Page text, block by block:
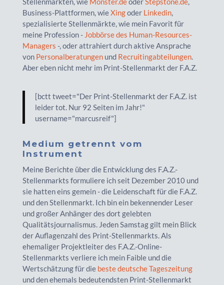
Business-Plattformen, wieXingoder Linkedin,
spezialisierte Stellenmärkte, wie mein Favorit für
meine Profession - Jobbörse des Human-Resources-
Managers -, oder attrahiert durch aktive Ansprache
von Personalberatungenund Recruitingabteilungen.
Aber eben nicht mehr im Print-Stellenmarkt der F.A.Z.
[bctt tweet="Der Print-Stellenmarkt der F.A.Z. ist
leider tot. Nur 92 Seiten im Jahr!"
username="marcusreif"]
Medium getrennt vom
Instrument
Meine Berichte über die Entwicklung des F.A.Z.-
Stellenmarkts formuliere ich seit Dezember 2010 und
sie hatten eins gemein - die Leidenschaft für die F.A.Z.
und den Stellenmarkt. Ich bin ein bekennender Leser
und großer Anhänger des dort gelebten
Qualitätsjournalismus. Jeden Samstag gilt mein Blick
der Auflagenzahl des Print-Stellenmarkts. Als
ehemaliger Projektleiter des F.A.Z.-Online-
Stellenmarkts verliere ich mein Faible und die
Wertschätzung für die beste deutsche Tageszeitung
und den ehemals bedeutendsten Print-Stellenmarkt